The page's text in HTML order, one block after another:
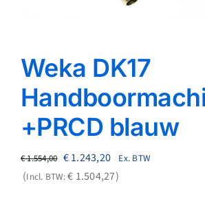
Vacatures
Weka DK17
+PRCD blauw
€1.554,00 Oorspronkelijke
prijs
€1.243,20Huidige
prijs
Ex. BTW
Incl. BTW:€ 1.504,27